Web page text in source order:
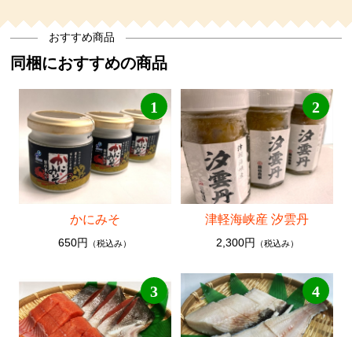
おすすめ商品
同梱におすすめの商品
1
かにみそ
650円 （税込み）
2
津軽海峡産 汐雲丹
2,300円 （税込み）
3 4